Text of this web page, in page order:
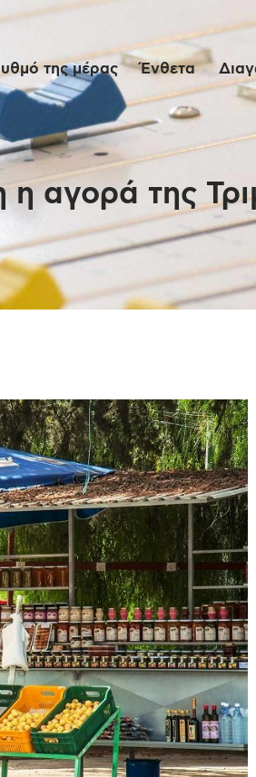
της μέρας Ένθετα
αγορά της
της
Live